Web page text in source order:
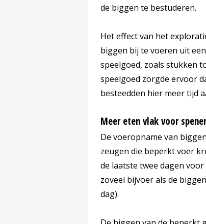
de biggen te bestuderen.
Het effect van het
biggen bij te voeren uit
speelgoed, zoals stukken
speelgoed zorgde ervoor
besteedden hier meer tijd
Meer eten vlak voor
De voeropname van
zeugen die beperkt voer
de laatste twee dagen
zoveel bijvoer als de
dag).